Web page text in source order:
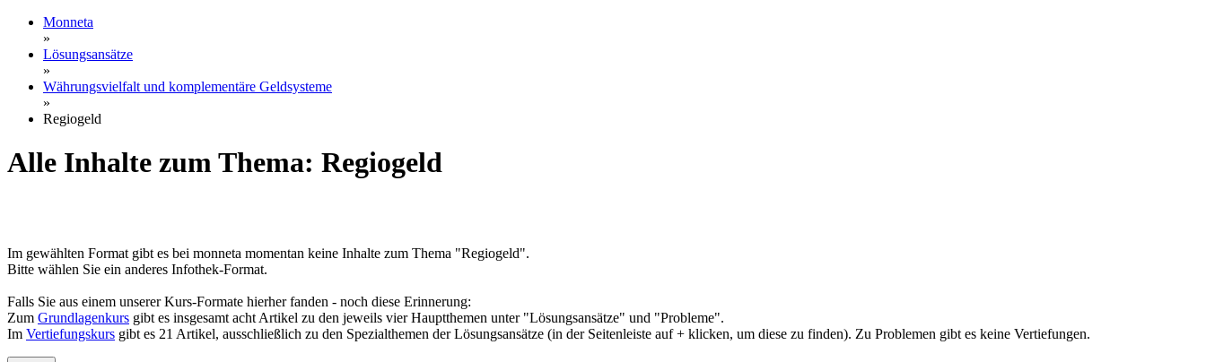
Monneta
»
Lösungsansätze
»
Währungsvielfalt und komplementäre Geldsysteme
»
Regiogeld
Alle Inhalte zum Thema: Regiogeld
Im gewählten Format gibt es bei monneta momentan keine Inhalte zum Thema "Regiogeld".
Bitte wählen Sie ein anderes Infothek-Format.
Falls Sie aus einem unserer Kurs-Formate hierher fanden - noch diese Erinnerung:
Zum Grundlagenkurs gibt es insgesamt acht Artikel zu den jeweils vier Hauptthemen unter "Lösungsansätze" und "Probleme".
Im Vertiefungskurs gibt es 21 Artikel, ausschließlich zu den Spezialthemen der Lösungsansätze (in der Seitenleiste auf + klicken, um diese zu finden). Zu Problemen gibt es keine Vertiefungen.